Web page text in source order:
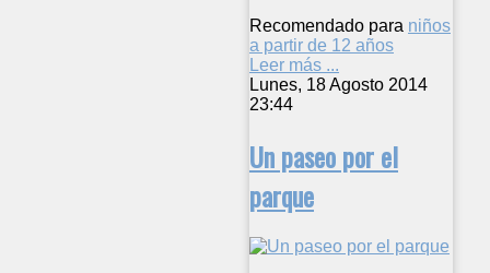
Recomendado para niños
a partir de 12 años
Leer más ...
Lunes, 18 Agosto 2014
23:44
Un paseo por el
parque